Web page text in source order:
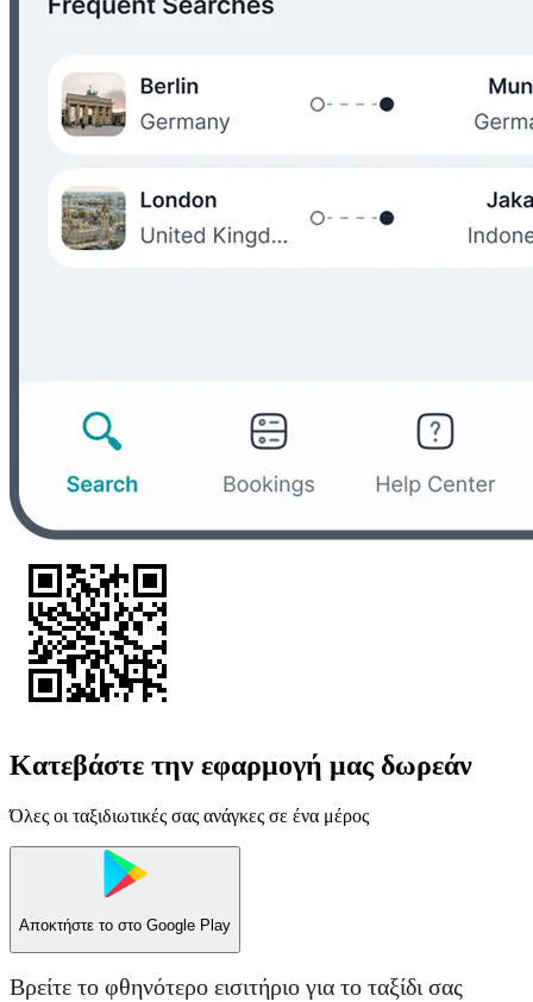
Κατεβάστε την εφαρμογή μας δωρεάν
Όλες οι ταξιδιωτικές σας ανάγκες σε ένα μέρος
Αποκτήστε το στο Google Play
Βρείτε το φθηνότερο εισιτήριο για το ταξίδι σας